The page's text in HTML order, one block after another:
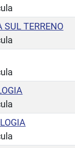
SUL TERRENO